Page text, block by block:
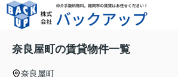
奈良屋町の賃貸物件一覧
奈良屋町